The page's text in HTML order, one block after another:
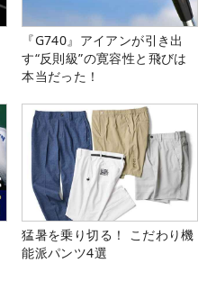
『G740』アイアンが引き出
す“反則級”の寛容性と飛びは
本当だった！
猛暑を乗り切る！ こだわり機
能派パンツ4選